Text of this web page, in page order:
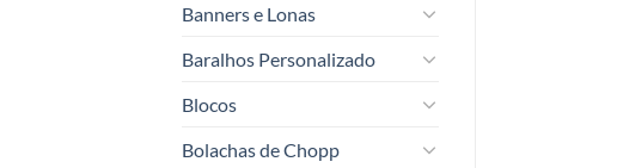
Banners e Lonas
Baralhos Personalizado
Blocos
Bolachas de Chopp